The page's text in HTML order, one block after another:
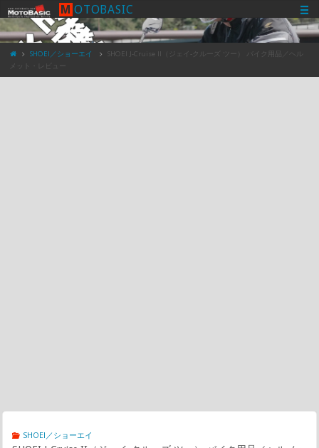
M OTOBASIC
SHOEI／ショーエイ
SHOEI J-Cruise II（ジェイ-クルーズ ツー） バイク用品／ヘル
メット・レビュー
SHOEI／ショーエイ